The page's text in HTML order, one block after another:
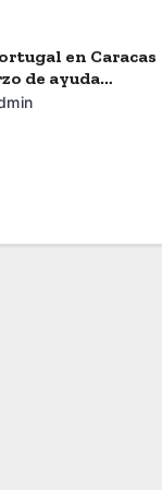
en Caracas
de ayuda